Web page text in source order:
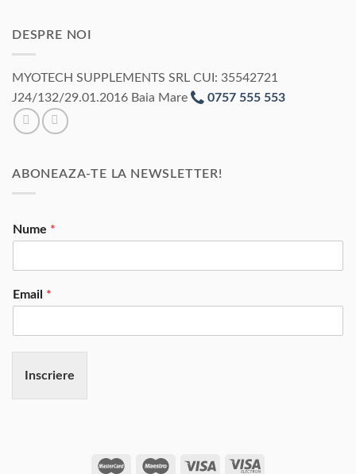
DESPRE NOI
MYOTECH SUPPLEMENTS SRL CUI: 35542721
J24/132/29.01.2016 Baia Mare
0757 555 553
ABONEAZA-TE LA NEWSLETTER!
Nume *
Email *
Inscriere